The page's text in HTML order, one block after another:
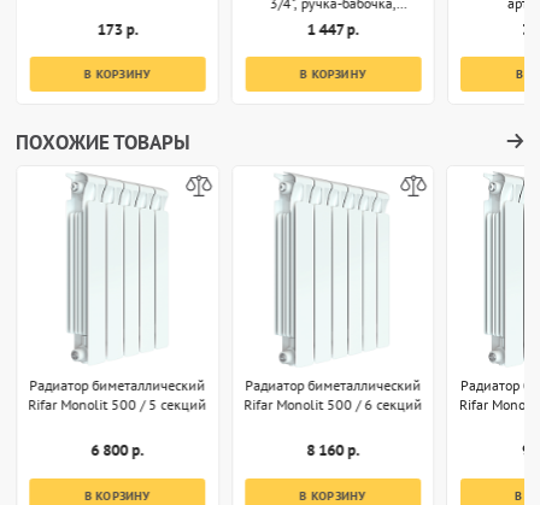
173 р.
В КОРЗИНУ
арт.03220032
1 447 р.
В КОРЗИНУ
3
В
ПОХОЖИЕ ТОВАРЫ
Радиатор биметаллический
Rifar Monolit 500 / 5 секций
6 800 р.
В КОРЗИНУ
Радиатор биметаллический
Rifar Monolit 500 / 6 секций
8 160 р.
В КОРЗИНУ
Радиатор
Rifar
9
В